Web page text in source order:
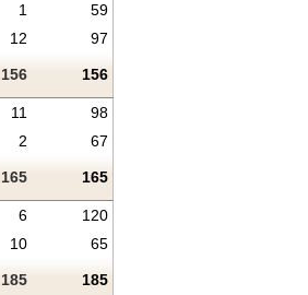
1
59
12 97
156 156
11
98
2 67
165 165
6
120
10 65
185 185